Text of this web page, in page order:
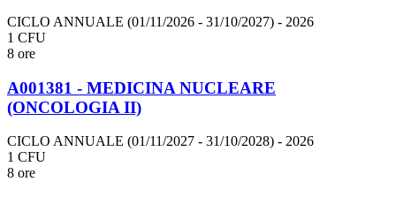
CICLO ANNUALE (01/11/2026 - 31/10/2027) - 2026
1 CFU
8 ore
A001381 - MEDICINA NUCLEARE
(ONCOLOGIA II)
CICLO ANNUALE (01/11/2027 - 31/10/2028) - 2026
1 CFU
8 ore